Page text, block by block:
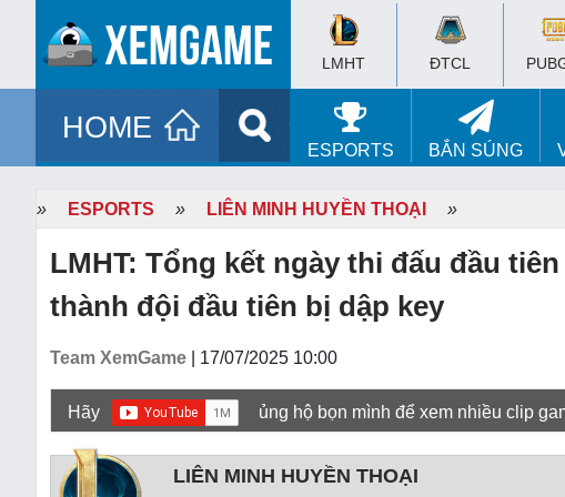
LMHT ĐTCL
HOME
ESPORTS BẮN SÚNG
» ESPORTS » LIÊN MINH HUYỀN THOẠI »
LMHT: Tổng kết ngày thi đấu đầu
thành đội đầu tiên bị dập key
Team XemGame | 17/07/2025 10:00
Hãy ủng hộ bọn mình để xem nhiều clip
LIÊN MINH HUYỀN THOẠI